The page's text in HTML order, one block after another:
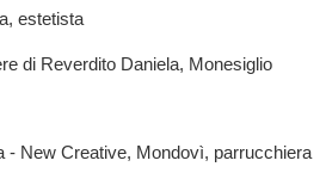
estetista
di Reverdito Daniela, Monesiglio
- New Creative, Mondovì, parrucchiera